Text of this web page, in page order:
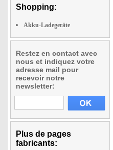
Shopping:
Akku-Ladegeräte
Restez en contact avec
nous et indiquez votre
adresse mail pour
recevoir notre
newsletter:
Plus de pages
fabricants: